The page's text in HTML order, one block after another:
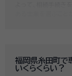
よって、相続手続き
ある士業を選ぶこと
福岡県糸田町で
いくらくらい？